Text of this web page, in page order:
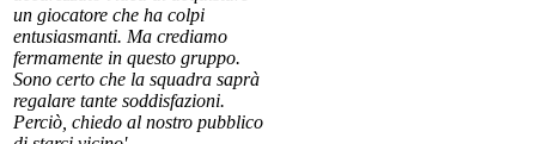
un giocatore che ha colpi
entusiasmanti. Ma crediamo
fermamente in questo gruppo.
Sono certo che la squadra saprà
regalare tante soddisfazioni.
Perciò, chiedo al nostro pubblico